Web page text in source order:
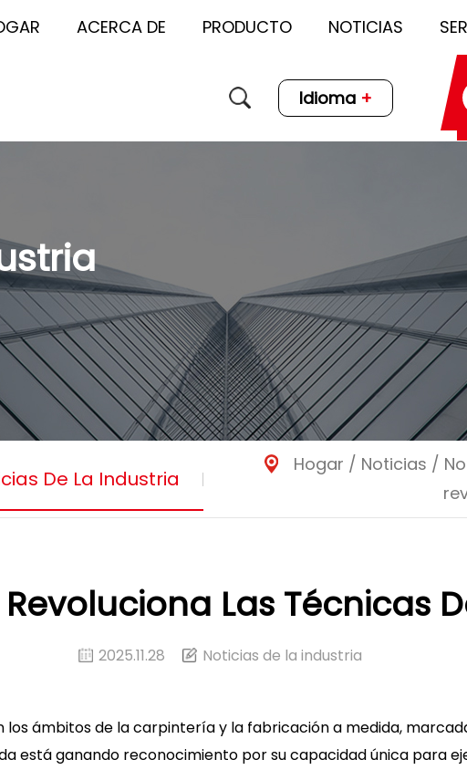
ACERCA DE PRODUCTO NOTICIAS
Idioma +
De La Industria
Hogar / Noticias /
Las Técnicas
2025.11.28 Noticias de la industria
los ámbitos de la carpintería y la fabricación a medida,
está ganando reconocimiento por su capacidad única para